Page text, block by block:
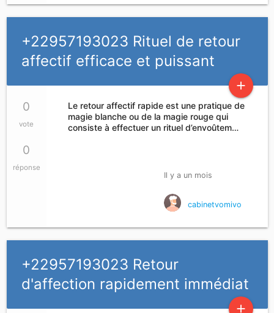
+22957193023 Rituel de retour
affectif efficace et puissant
add
0
vote
0
réponse
Le retour affectif rapide est une pratique de
magie blanche ou de la magie rouge qui
consiste à effectuer un rituel d’envoûtem…
Il y a un mois
cabinetvomivo
+22957193023 Retour
d'affection rapidement immédiat
add